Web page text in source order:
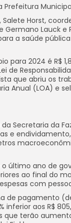
Prefeitura
Horst,
Germano Lauck
a saúde
para 2024 é R$
de
que abriu os
Anual (LOA) e
Secretaria da
e
último ano de
ao final do
com
de pagamento
inferior aos R$
que terão